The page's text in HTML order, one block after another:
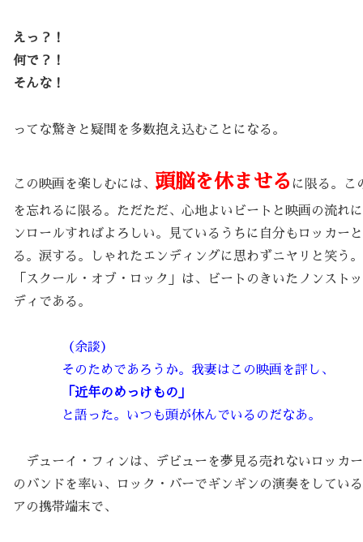
えっ？！
何で？！
そんな！
ってな驚きと疑問を多数抱え込むことになる。
この映画を楽しむには、 頭脳を休ませる に限る。こ
を忘れるに限る。ただただ、心地よいビートと映画の流れ
ンロールすればよろしい。見ているうちに自分もロッカー
る。涙する。しゃれたエンディングに思わずニヤリと笑う。
「スクール・オブ・ロック」は、ビートのきいたノンスト
ディである。
（余談）
そのためであろうか。我妻はこの映画を評し、
「近年のめっけもの」
と語った。いつも頭が休んでいるのだなあ。
デューイ・フィンは、デビューを夢見る売れないロッカ
のバンドを率い、ロック・バーでギンギンの演奏をしてい
アの携帯端末で、